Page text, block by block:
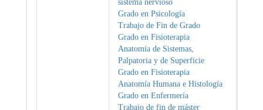
sistema nervioso
Grado en Psicología
Trabajo de Fin de Grado
Grado en Fisioterapia
Anatomía de Sistemas,
Palpatoria y de Superficie
Grado en Fisioterapia
Anatomía Humana e Histología
Grado en Enfermería
Trabajo de fin de máster